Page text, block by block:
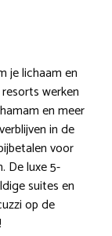
je lichaam en
werken
en meer
in de
voor
De luxe 5-
suites en
op de